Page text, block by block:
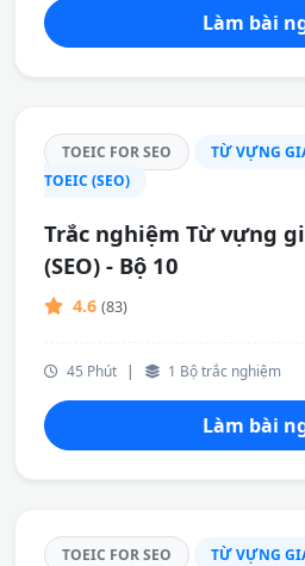
Làm bài
TOEIC FOR SEO
TỪ VỰNG
TOEIC (SEO)
Trắc nghiệm Từ vựng
(SEO) - Bộ 10
4.6 (83)
45 Phút | 1 Bộ trắc nghiệm
Làm bài
TOEIC FOR SEO
TỪ VỰNG